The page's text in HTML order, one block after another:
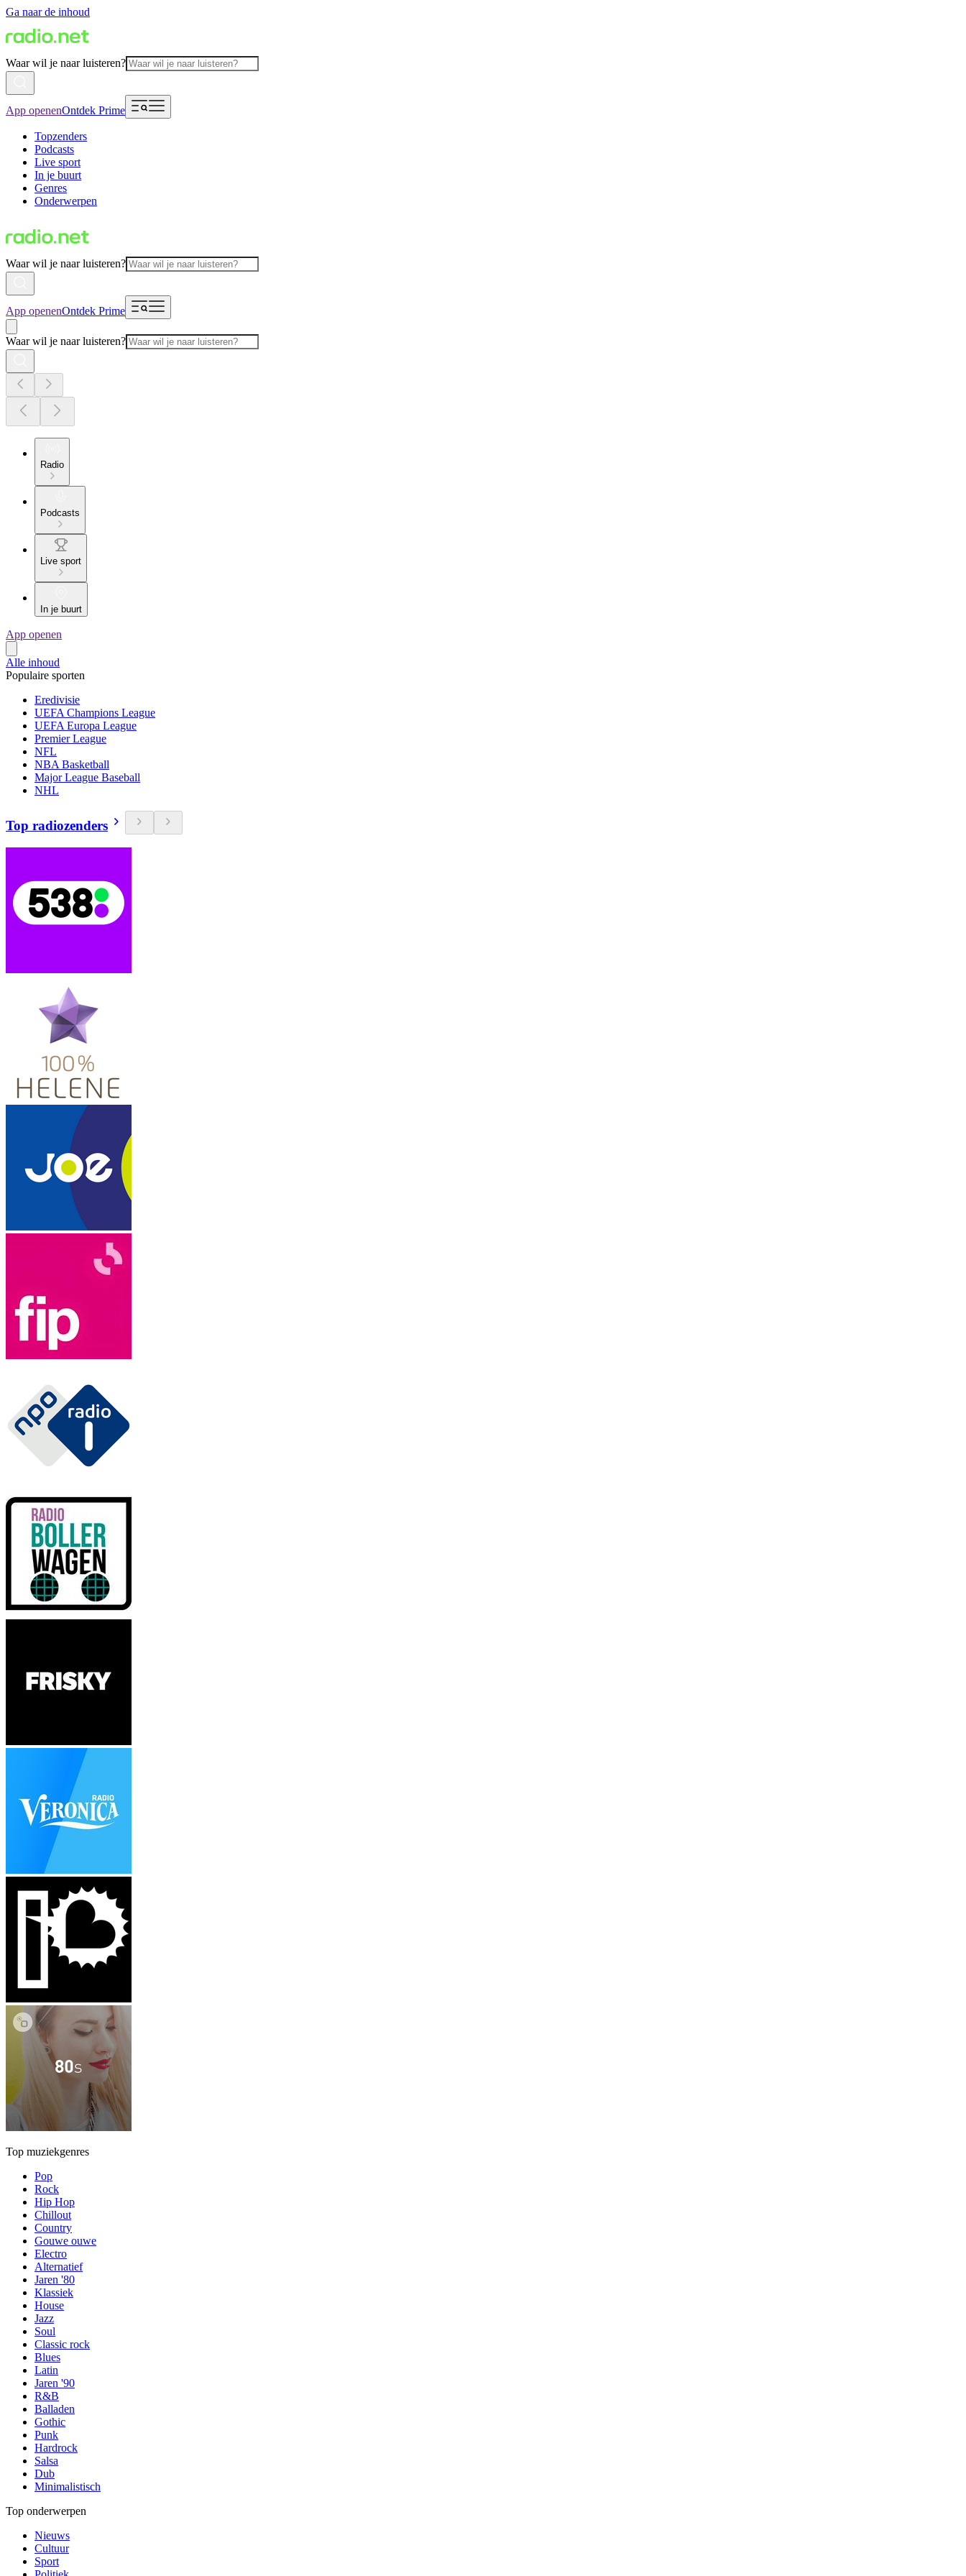
Ga naar de inhoud
Waar wil je naar luisteren?
App openenOntdek Prime
Topzenders
Podcasts
Live sport
In je buurt
Genres
Onderwerpen
Waar wil je naar luisteren?
App openenOntdek Prime
Waar wil je naar luisteren?
Radio
Podcasts
Live sport
In je buurt
App openen
Alle inhoud
Populaire sporten
Eredivisie
UEFA Champions League
UEFA Europa League
Premier League
NFL
NBA Basketball
Major League Baseball
NHL
Top radiozenders
Top muziekgenres
Pop
Rock
Hip Hop
Chillout
Country
Gouwe ouwe
Electro
Alternatief
Jaren '80
Klassiek
House
Jazz
Soul
Classic rock
Blues
Latin
Jaren '90
R&B
Balladen
Gothic
Punk
Hardrock
Salsa
Dub
Minimalistisch
Top onderwerpen
Nieuws
Cultuur
Sport